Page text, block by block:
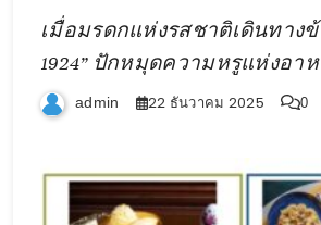
เมื่อมรดกแห่งรสชาติเดินทางข้
1924” ปักหมุดความหรูแห่งอา
บ้านสีลม
admin 22 ธันวาคม 2025 0